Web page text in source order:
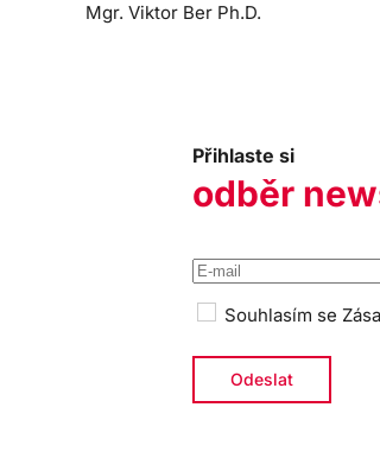
Mgr. Viktor Ber Ph.D.
Přihlaste si
odběr
Souhlasím se